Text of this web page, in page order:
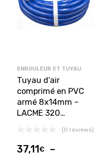
ENROULEUR ET TUYAU
Tuyau d’air
comprimé en PVC
armé 8x14mm –
LACME 320…
(0 reviews)
37,11 €
–